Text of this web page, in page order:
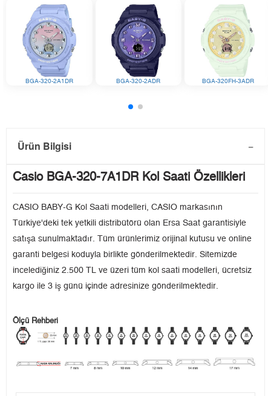
BGA-320-2A1DR BGA-320-2ADR BGA-320FH-3ADR
Ürün Bilgisi
Casio BGA-320-7A1DR Kol Saati Özellikleri
CASIO BABY-G Kol Saati modelleri, CASIO markasının
Türkiye'deki tek yetkili distribütörü olan Ersa Saat garantisiyle
satışa sunulmaktadır. Tüm ürünlerimiz orijinal kutusu ve online
garanti belgesi koduyla birlikte gönderilmektedir. Sitemizde
incelediğiniz 2.500 TL ve üzeri tüm kol saati modelleri, ücretsiz
kargo ile 3 iş günü içinde adresinize gönderilmektedir.
Ölçü Rehberi